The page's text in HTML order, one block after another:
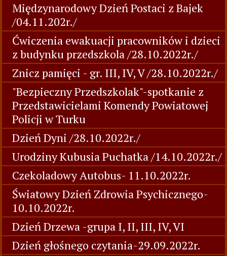
Międzynarodowy Dzień Postaci z Bajek
/04.11.202r./
Ćwiczenia ewakuacji pracowników i dzieci
z budynku przedszkola /28.10.2022r./
Znicz pamięci - gr. III, IV, V /28.10.2022r./
"Bezpieczny Przedszkolak"-spotkanie z
Przedstawicielami Komendy Powiatowej
Policji w Turku
Dzień Dyni /28.10.2022r./
Urodziny Kubusia Puchatka /14.10.2022r./
Czekoladowy Autobus- 11.10.2022r.
Światowy Dzień Zdrowia Psychicznego-
10.10.2022r.
Dzień Drzewa -grupa I, II, III, IV, VI
Dzień głośnego czytania-29.09.2022r.